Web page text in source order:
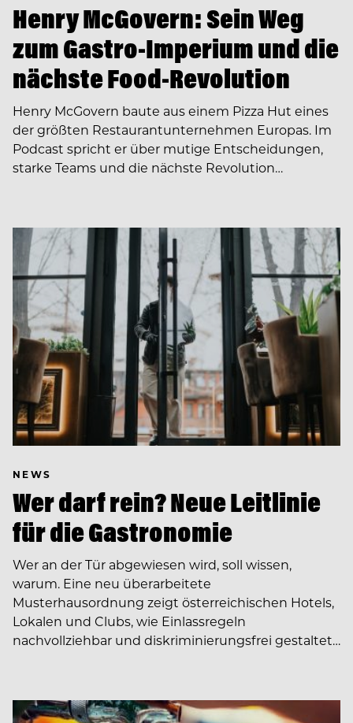
Henry McGovern: Sein Weg
zum Gastro-Imperium und die
nächste Food-Revolution
Henry McGovern baute aus einem Pizza Hut eines
der größten Restaurantunternehmen Europas. Im
Podcast spricht er über mutige Entscheidungen,
starke Teams und die nächste Revolution…
NEWS
Wer darf rein? Neue Leitlinie
für die Gastronomie
Wer an der Tür abgewiesen wird, soll wissen,
warum. Eine neu überarbeitete
Musterhausordnung zeigt österreichischen Hotels,
Lokalen und Clubs, wie Einlassregeln
nachvollziehbar und diskriminierungsfrei gestaltet…